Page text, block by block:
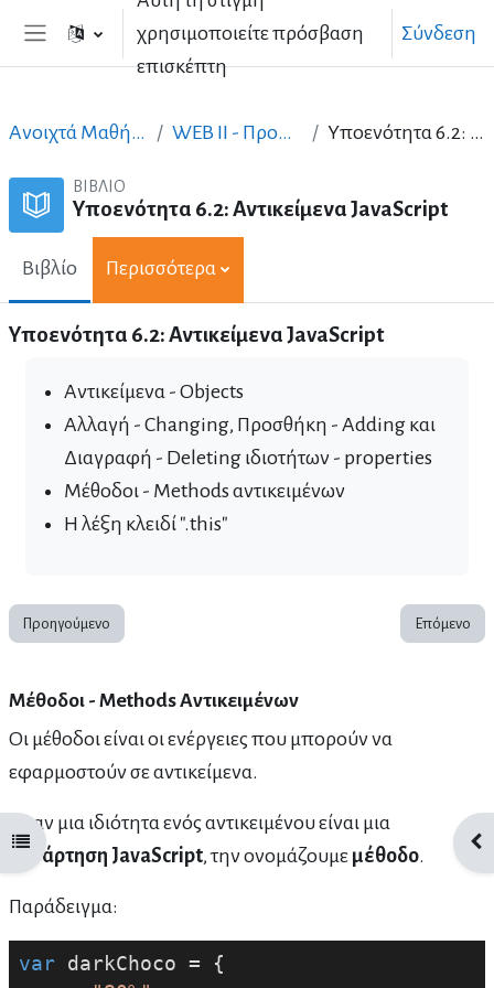
Μετάβαση στο κεντρικό περιεχόμενο
Πλευρικός πίνακας
χρησιμοποιείτε πρόσβαση
επισκέπτη
Σύνδεση
Άνοιγμα ευρετηρίου μαθήματος
Ανοιχτά Μαθήματα στα Ελληνικά WEB II - Προηγμένος σχεδιασμός Υποενότητα 6.2: Αντικείμενα JavaScript
ΒΙΒΛΊΟ
Υποενότητα 6.2: Αντικείμενα JavaScript
Βιβλίο Περισσότερα
Υποενότητα 6.2: Αντικείμενα JavaScript
Αντικείμενα - Objects
Αλλαγή - Changing, Προσθήκη - Adding και
Διαγραφή - Deleting ιδιοτήτων - properties
Μέθοδοι - Methods αντικειμένων
Η λέξη κλειδί ".this"
Προηγούμενο Επόμενο
Μέθοδοι - Methods Αντικειμένων
Οι μέθοδοι είναι οι ενέργειες που μπορούν να
εφαρμοστούν σε αντικείμενα.
Όταν μια ιδιότητα ενός αντικειμένου είναι μια
συνάρτηση JavaScript, την ονομάζουμε μέθοδο.
Παράδειγμα:
var darkChoco = {